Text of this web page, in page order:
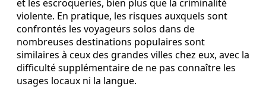
et les escroqueries, bien plus que la criminalité
violente. En pratique, les risques auxquels sont
confrontés les voyageurs solos dans de
nombreuses destinations populaires sont
similaires à ceux des grandes villes chez eux, avec la
difficulté supplémentaire de ne pas connaître les
usages locaux ni la langue.